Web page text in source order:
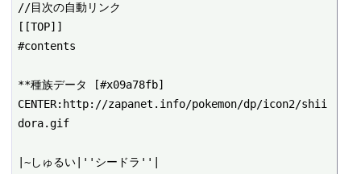
//目次の自動リンク
[[TOP]]
#contents
**種族データ [#x09a78fb]
CENTER:http://zapanet.info/pokemon/dp/icon2/shii
dora.gif
|~しゅるい|''シードラ''|